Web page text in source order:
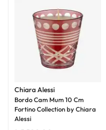
Chiara Alessi
Bordo Cam Mum 10 Cm
Fortino Collection by Chiara
Alessi